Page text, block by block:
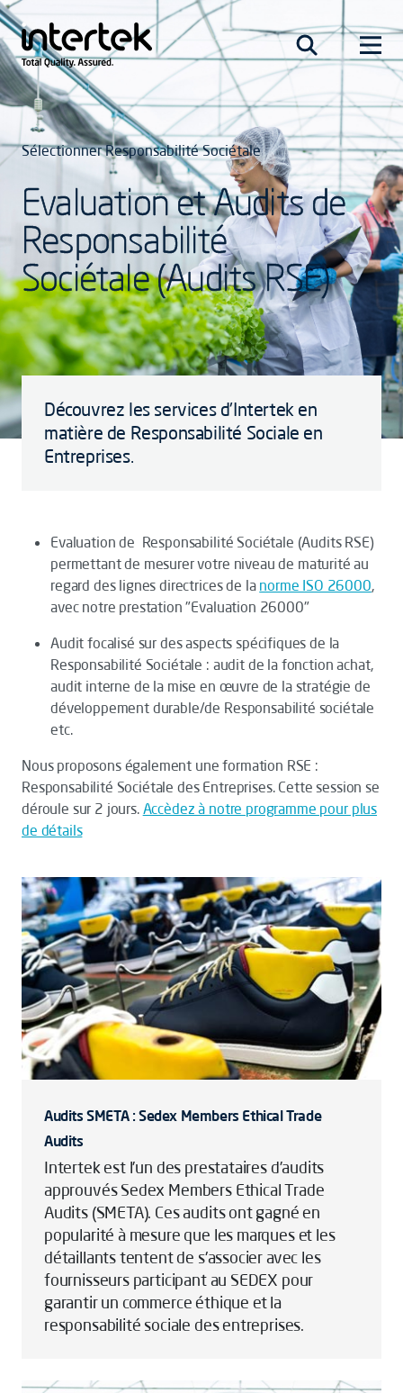
Sélectionner Responsabilité Sociétale
Evaluation et Audits de
Responsabilité
Sociétale (Audits RSE)
Découvrez les services d'Intertek en
matière de Responsabilité Sociale en
Entreprises.
Evaluation de Responsabilité Sociétale (Audits RSE)
permettant de mesurer votre niveau de maturité au
regard des lignes directrices de la norme ISO 26000,
avec notre prestation "Evaluation 26000"
Audit focalisé sur des aspects spécifiques de la
Responsabilité Sociétale : audit de la fonction achat,
audit interne de la mise en œuvre de la stratégie de
développement durable/de Responsabilité sociétale
etc.
Nous proposons également une formation RSE :
Responsabilité Sociétale des Entreprises. Cette session se
déroule sur 2 jours. Accèdez à notre programme pour plus
de détails
Audits SMETA : Sedex Members Ethical Trade
Audits
Intertek est l’un des prestataires d’audits
approuvés Sedex Members Ethical Trade
Audits (SMETA). Ces audits ont gagné en
popularité à mesure que les marques et les
détaillants tentent de s'associer avec les
fournisseurs participant au SEDEX pour
garantir un commerce éthique et la
responsabilité sociale des entreprises.